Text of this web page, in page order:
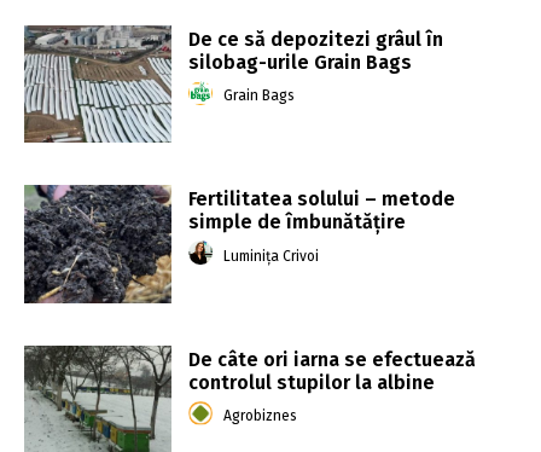
De ce să depozitezi grâul în
silobag-urile Grain Bags
Grain Bags
Fertilitatea solului – metode
simple de îmbunătățire
Luminița Crivoi
De câte ori iarna se efectuează
controlul stupilor la albine
Agrobiznes